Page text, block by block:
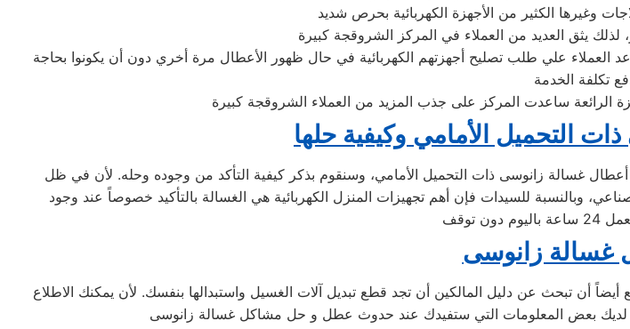
يثق العديد من العملاء في المركز الشروقجة كبيرة
العملاء علي طلب تصليح أجهزتهم الكهربائية في حال ظهور الأعطال مرة أخري دون أن يكونوا بحاجة
الرائعة ساعدت المركز على جذب المزيد من العملاء الشروقجة كبيرة
التحميل الأمامي وكيفية حلها
غسالة زانوسى ذات التحميل الأمامي، وسنقوم بذكر كيفية التأكد من وجوده وحله. لأن في ظل
وبالنسبة للسيدات فإن أهم تجهيزات المنزل الكهربائية هي الغسالة بالتأكيد خصوصاً عند وجود
زانوسى
أن تبحث عن دليل المالكين أن تجد قطع تبديل آلات الغسيل واستبدالها بنفسك. لأن يمكنك الاطلاع